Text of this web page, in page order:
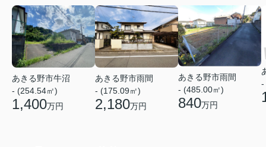
あきる野市牛沼
- (254.54㎡)
1,400万円
あきる野市雨間
- (175.09㎡)
2,180万円
あきる野市雨間
- (485.00㎡)
840万円
-